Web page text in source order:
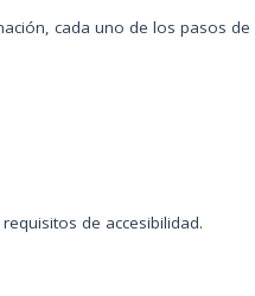
cada uno de los pasos de
de accesibilidad.